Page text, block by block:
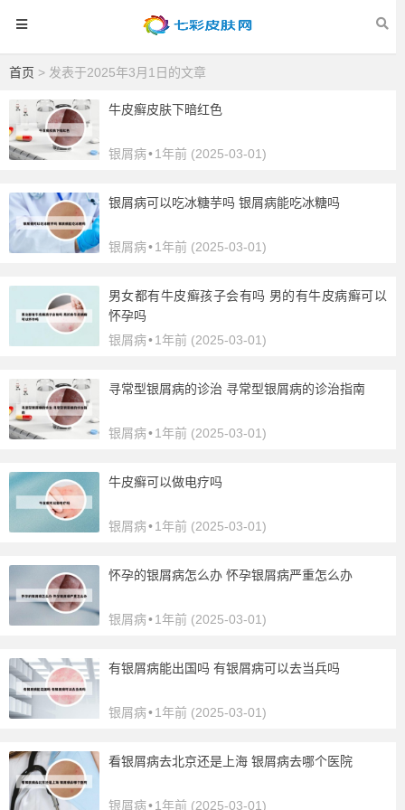
首页 > 发表于2025年3月1日的文章
牛皮癣皮肤下暗红色
银屑病•1年前 (2025-03-01)
银屑病可以吃冰糖芋吗 银屑病能吃冰糖吗
银屑病•1年前 (2025-03-01)
男女都有牛皮癣孩子会有吗 男的有牛皮病癣可以
怀孕吗
银屑病•1年前 (2025-03-01)
寻常型银屑病的诊治 寻常型银屑病的诊治指南
银屑病•1年前 (2025-03-01)
牛皮癣可以做电疗吗
银屑病•1年前 (2025-03-01)
怀孕的银屑病怎么办 怀孕银屑病严重怎么办
银屑病•1年前 (2025-03-01)
有银屑病能出国吗 有银屑病可以去当兵吗
银屑病•1年前 (2025-03-01)
看银屑病去北京还是上海 银屑病去哪个医院
银屑病•1年前 (2025-03-01)